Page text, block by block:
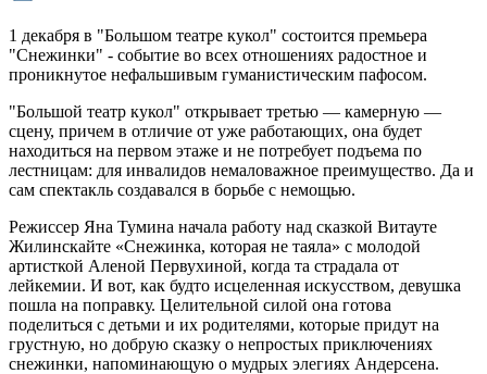
1 декабря в "Большом театре кукол" состоится премьера
"Снежинки" - событие во всех отношениях радостное и
проникнутое нефальшивым гуманистическим пафосом.
"Большой театр кукол" открывает третью — камерную —
сцену, причем в отличие от уже работающих, она будет
находиться на первом этаже и не потребует подъема по
лестницам: для инвалидов немаловажное преимущество. Да и
сам спектакль создавался в борьбе с немощью.
Режиссер Яна Тумина начала работу над сказкой Витауте
Жилинскайте «Снежинка, которая не таяла» с молодой
артисткой Аленой Первухиной, когда та страдала от
лейкемии. И вот, как будто исцеленная искусством, девушка
пошла на поправку. Целительной силой она готова
поделиться с детьми и их родителями, которые придут на
грустную, но добрую сказку о непростых приключениях
снежинки, напоминающую о мудрых элегиях Андерсена.